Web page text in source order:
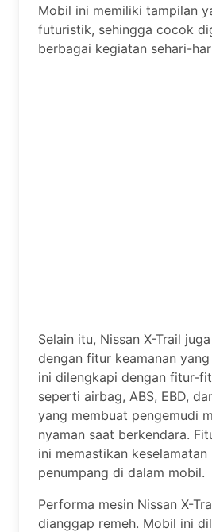
Mobil ini memiliki tampilan
futuristik, sehingga cocok
berbagai kegiatan sehari-
Selain itu, Nissan X-Trail
dengan fitur keamanan
ini dilengkapi dengan fitur-
seperti airbag, ABS, EBD,
yang membuat pengemudi
nyaman saat berkendara.
ini memastikan
penumpang di dalam mobil.
Performa mesin Nissan X-
dianggap remeh. Mobil ini